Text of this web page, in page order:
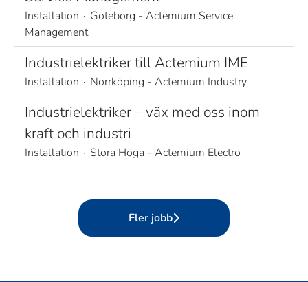
Installation · Göteborg - Actemium Service
Management
Industrielektriker till Actemium IME
Installation · Norrköping - Actemium Industry
Industrielektriker – väx med oss inom
kraft och industri
Installation · Stora Höga - Actemium Electro
Fler jobb